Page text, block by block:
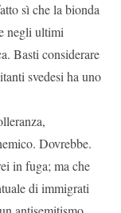
sì che la bionda
negli ultimi
Basti considerare
svedesi ha uno
Dovrebbe.
in fuga; ma che
di immigrati